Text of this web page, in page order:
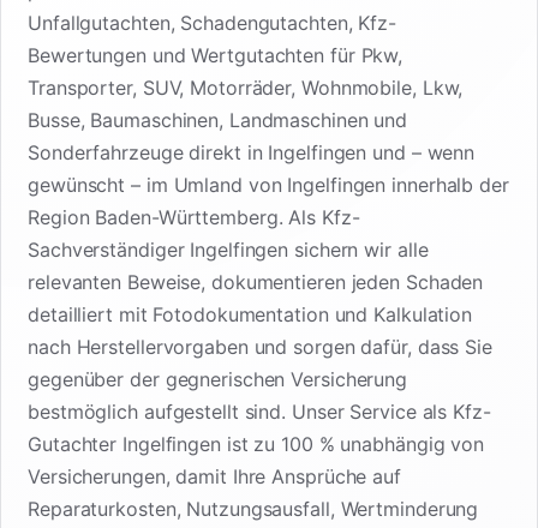
Unfallgutachten, Schadengutachten, Kfz-
Bewertungen und Wertgutachten für Pkw,
Transporter, SUV, Motorräder, Wohnmobile, Lkw,
Busse, Baumaschinen, Landmaschinen und
Sonderfahrzeuge direkt in Ingelfingen und – wenn
gewünscht – im Umland von Ingelfingen innerhalb der
Region Baden-Württemberg. Als Kfz-
Sachverständiger Ingelfingen sichern wir alle
relevanten Beweise, dokumentieren jeden Schaden
detailliert mit Fotodokumentation und Kalkulation
nach Herstellervorgaben und sorgen dafür, dass Sie
gegenüber der gegnerischen Versicherung
bestmöglich aufgestellt sind. Unser Service als Kfz-
Gutachter Ingelfingen ist zu 100 % unabhängig von
Versicherungen, damit Ihre Ansprüche auf
Reparaturkosten, Nutzungsausfall, Wertminderung